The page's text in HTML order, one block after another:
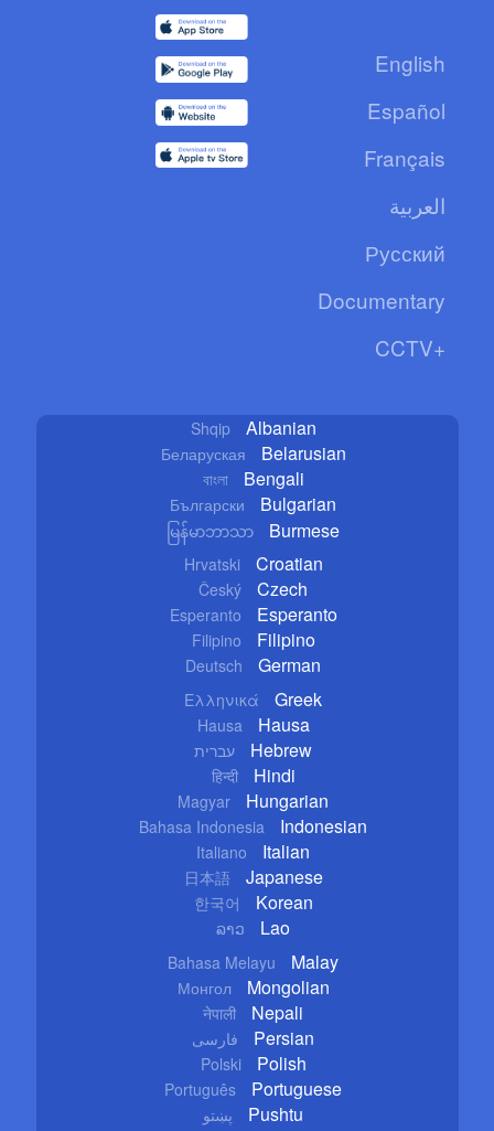
English
Español
Français
العربية
Русский
Documentary
CCTV+
Shqip Albanian
Беларуская Belarusian
বাংলা Bengali
Български Bulgarian
မြန်မာဘာသာ Burmese
Hrvatski Croatian
Český Czech
Esperanto Esperanto
Filipino Filipino
Deutsch German
Ελληνικά Greek
Hausa Hausa
עברית Hebrew
हिन्दी Hindi
Magyar Hungarian
Bahasa Indonesia Indonesian
Italiano Italian
日本語 Japanese
한국어 Korean
ລາວ Lao
Bahasa Melayu Malay
Монгол Mongolian
नेपाली Nepali
فارسی Persian
Polski Polish
Português Portuguese
پښتو Pushtu